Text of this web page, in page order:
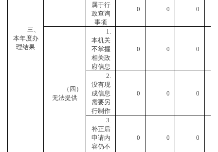
三、
本年度办
理结果
属于行
政查询
事项
0 0 0
（四）
无法提供
1.
本机关
不掌握
相关政
府信息
0 0 0
2.
没有现
成信息
需要另
行制作
0 0 0
3.
补正后
申请内
容仍不
0 0 0